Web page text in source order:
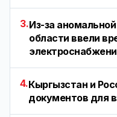
3.Из-за
области ввели
4.Кыргызстан и
документов для